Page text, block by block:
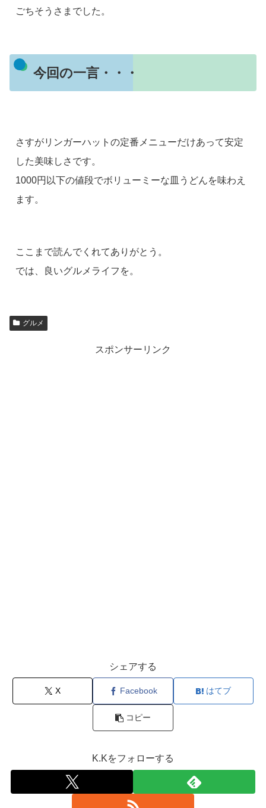
ごちそうさまでした。
今回の一言・・・
さすがリンガーハットの定番メニューだけあって安定
した美味しさです。
1000円以下の値段でボリューミーな皿うどんを味わえ
ます。
ここまで読んでくれてありがとう。
では、良いグルメライフを。
グルメ
スポンサーリンク
シェアする
X Facebook はてブ
コピー
K.Kをフォローする